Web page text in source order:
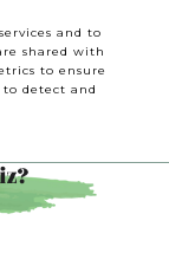
and to
shared with
to ensure
detect and